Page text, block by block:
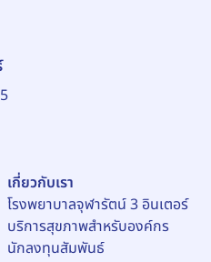
เกี่ยวกับเรา
โรงพยาบาลจุฬารัตน์ 3 อินเตอร์
บริการสุขภาพสำหรับองค์กร
นักลงทุนสัมพันธ์